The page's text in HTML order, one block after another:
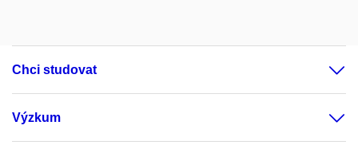
Chci studovat
Výzkum